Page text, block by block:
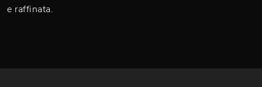
e raffinata.